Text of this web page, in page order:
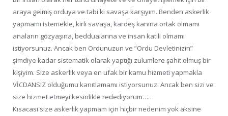
araya gelmiş orduya ve tabi ki savaşa karşıyım. Benden askerlik
yapmamı istemekle, kirli savaşa, kardeş kanına ortak olmamı
anaların gözyaşına, beddualarına ve insan katili olmamı
istiyorsunuz. Ancak ben Ordunuzun ve ”Ordu Devletinizin”
şimdiye kadar sistematik olarak yaptığı zulumlere şahit olmuş bir
kişiyim. Size askerlik veya en ufak bir kamu hizmeti yapmakla
VİCDANSIZ olduğumu kanıtlamamı istiyorsunuz. Ancak ben sizi ve
size hizmet etmeyi kesinlikle redediyorum……
Kısacası size askerlik yapmam için hiçbir nedenim yok aksine